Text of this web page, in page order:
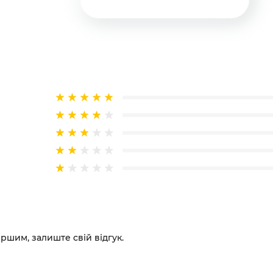
залиште свій відгук.